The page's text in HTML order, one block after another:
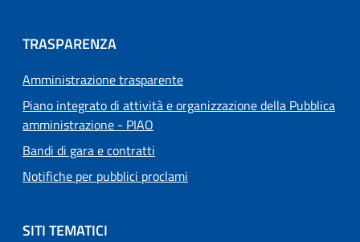
TRASPARENZA
Amministrazione trasparente
Piano integrato di attività e organizzazione della Pubblica
amministrazione - PIAO
Bandi di gara e contratti
Notifiche per pubblici proclami
SITI TEMATICI